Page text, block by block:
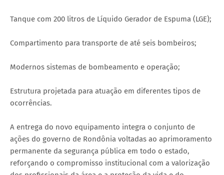
Tanque com 200 litros de Líquido Gerador de Espuma (LGE);
Compartimento para transporte de até seis bombeiros;
Modernos sistemas de bombeamento e operação;
Estrutura projetada para atuação em diferentes tipos de
ocorrências.
A entrega do novo equipamento integra o conjunto de
ações do governo de Rondônia voltadas ao aprimoramento
permanente da segurança pública em todo o estado,
reforçando o compromisso institucional com a valorização